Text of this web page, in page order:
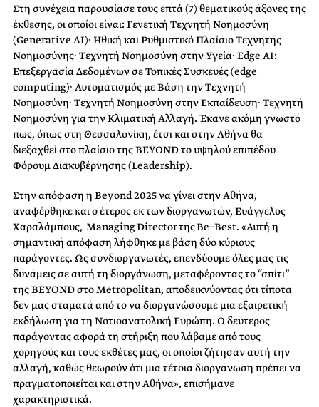
Στη συνέχεια παρουσίασε τους επτά (7) θεματικούς άξονες της
έκθεσης, οι οποίοι είναι: Γενετική Τεχνητή Νοημοσύνη
(Generative AI)· Ηθική και Ρυθμιστικό Πλαίσιο Τεχνητής
Νοημοσύνης· Τεχνητή Νοημοσύνη στην Υγεία· Edge AI:
Επεξεργασία Δεδομένων σε Τοπικές Συσκευές (edge
computing)· Αυτοματισμός με Βάση την Τεχνητή
Νοημοσύνη· Τεχνητή Νοημοσύνη στην Εκπαίδευση· Τεχνητή
Νοημοσύνη για την Κλιματική Αλλαγή. Έκανε ακόμη γνωστό
πως, όπως στη Θεσσαλονίκη, έτσι και στην Αθήναθα
διεξαχθεί στο πλαίσιο της BEYOND το υψηλού επιπέδου
Φόρουμ Διακυβέρνησης (Leadership).
Στην απόφαση η Beyond 2025να γίνει στην Αθήνα,
αναφέρθηκε και ο έτεροςεκ των διοργανωτών, Ευάγγελος
Χαραλάμπους, Managing DirectorτηςBe–Best. «Αυτή η
σημαντική απόφαση λήφθηκε με βάση δύο κύριους
παράγοντες. Ως συνδιοργανωτές, επενδύουμε όλες μας τις
δυνάμεις σε αυτή τη διοργάνωση, μεταφέροντας το “σπίτι”
τηςBEYONDστοMetropolitan, αποδεικνύοντας ότι τίποτα
δεν μας σταματά από το να διοργανώσουμε μια εξαιρετική
εκδήλωση για τη Νοτιοανατολική Ευρώπη. Ο δεύτερος
παράγοντας αφορά τη στήριξη που λάβαμε από τους
χορηγούς και τους εκθέτες μας, οι οποίοι ζήτησαν αυτή την
αλλαγή, καθώς θεωρούν ότι μια τέτοια διοργάνωση πρέπει να
πραγματοποιείται και στην Αθήνα», επισήμανε
χαρακτηριστικά.